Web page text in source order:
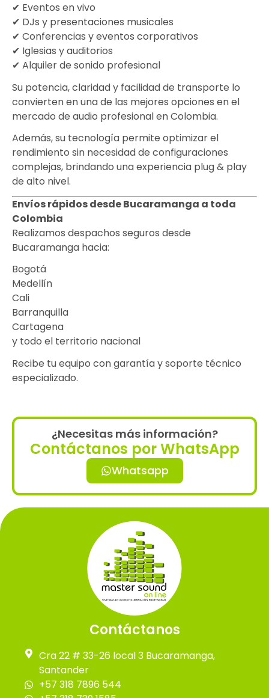
✔ Eventos en vivo
✔ DJs y presentaciones musicales
✔ Conferencias y eventos corporativos
✔ Iglesias y auditorios
✔ Alquiler de sonido profesional
Su potencia, claridad y facilidad de transporte lo
convierten en una de las mejores opciones en el
mercado de audio profesional en Colombia.
Además, su tecnología permite optimizar el
rendimiento sin necesidad de configuraciones
complejas, brindando una experiencia plug & play
de alto nivel.
Envíos rápidos desde Bucaramanga a toda
Colombia
Realizamos despachos seguros desde
Bucaramanga hacia:
Bogotá
Medellín
Cali
Barranquilla
Cartagena
y todo el territorio nacional
Recibe tu equipo con garantía y soporte técnico
especializado.
¿Necesitas más información?
Contáctanos por WhatsApp
Whatsapp
Contáctanos
Cra 22 # 33-26 local 3 Bucaramanga,
Santander
+57 318 7896 544